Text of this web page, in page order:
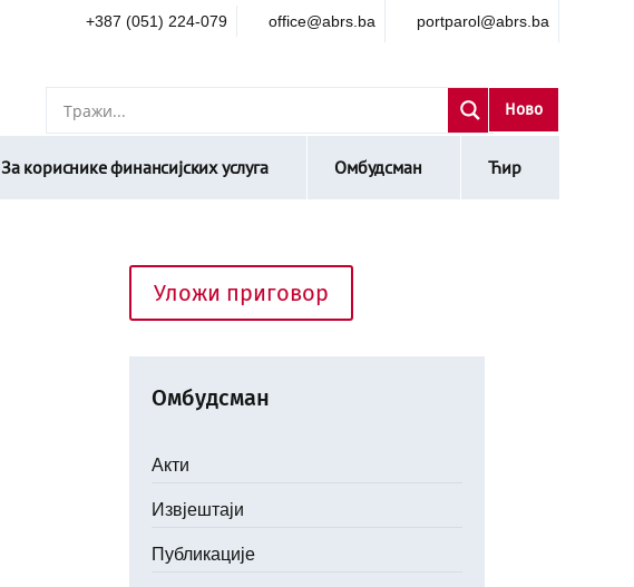
+387 (051) 224-079 office@abrs.ba portparol@abrs.ba
Ново
За кориснике финансијских услуга Омбудсман Ћир
Уложи приговор
Омбудсман
Акти
Извјештаји
Публикације